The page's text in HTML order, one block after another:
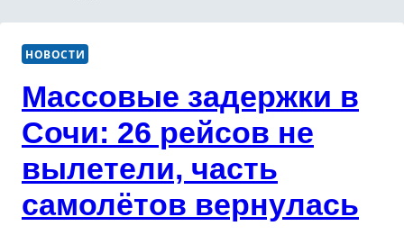
НОВОСТИ
Массовые задержки в
Сочи: 26 рейсов не
вылетели, часть
самолётов вернулась